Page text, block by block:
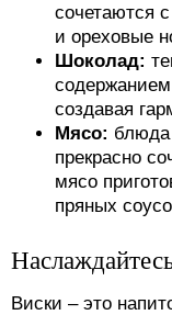
сочетаются
и ореховые
Шоколад:
содержанием
создавая
Мясо: блюда
прекрасно
мясо
пряных
Виски – это